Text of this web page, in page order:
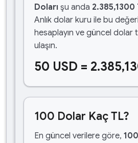
Doları şu anda 2.385,1300
Anlık dolar kuru ile bu değeri
hesaplayın ve güncel dolar
ulaşın.
50 USD =
100 Dolar Kaç TL?
En güncel verilere göre,